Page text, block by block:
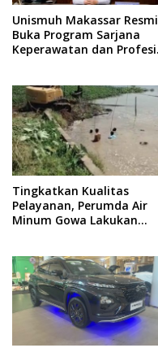
Unismuh Makassar Resmi
Buka Program Sarjana
Keperawatan dan Profesi
Tingkatkan Kualitas
Pelayanan, Perumda Air
Minum Gowa Lakukan